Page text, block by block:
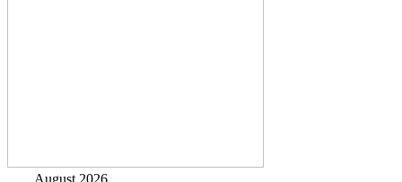
August 2026